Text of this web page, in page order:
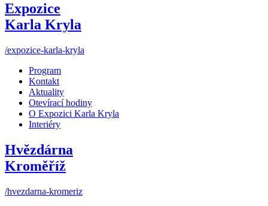
Expozice
Karla Kryla
/expozice-karla-kryla
Program
Kontakt
Aktuality
Otevírací hodiny
O Expozici Karla Kryla
Interiéry
Hvězdárna
Kroměříž
/hvezdarna-kromeriz